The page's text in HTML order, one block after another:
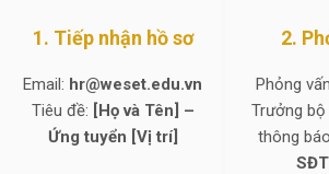
1. Tiếp nhận hồ sơ
Email: hr@weset.edu.vn
Tiêu đề: [Họ và Tên] –
Ứng tuyển [Vị trí]
2.
Phỏng
Trưởng bộ
thông